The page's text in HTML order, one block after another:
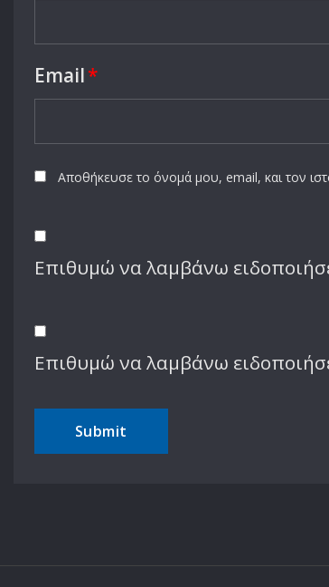
Email*
Αποθήκευσε το όνομά μου, email, και τον
Επιθυμώ να λαμβάνω
Επιθυμώ να λαμβάνω